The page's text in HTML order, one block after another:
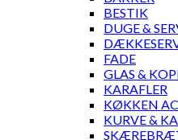
BESTIK
DUGE &
FADE
GLAS &
KARAFLER
KØKKEN
KURVE &